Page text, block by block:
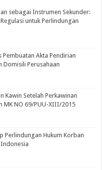
sebagai Instrumen Sekunder:
untuk Perlindungan
Akta Pendirian
Domisili Perusahaan
Kawin Setelah Perkawinan
MK NO 69/PUU-XIII/2015
Perlindungan Hukum Korban